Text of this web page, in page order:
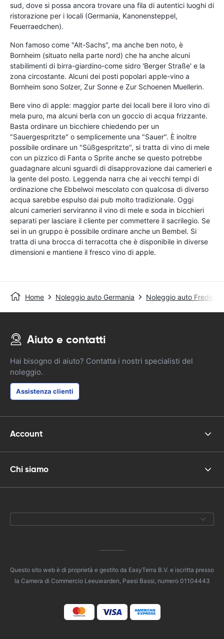
sud, dove si possa ancora trovare una fila di autentici luoghi di
ristorazione per i locali (Germania, Kanonensteppel,
Feuerraedchen).
Non famoso come "Alt-Sachs", ma anche ben noto, è
Bornheim (situato nella parte nord) che ha anche alcuni
stabilimenti di birra-giardino-come sidro 'Berger Straße' e la
zona circostante. Alcuni dei posti popolari apple-vino a
Bornheim sono Solzer, Zur Sonne e Zur Schoenen Muellerin.
Bere vino di apple: maggior parte dei locali bere il loro vino di
mela puro, ma alcuni berla con un goccio di acqua frizzante.
Basta ordinare un bicchiere chiedendo per un
"Sauergespritzte" o semplicemente una "Sauer". È inoltre
possibile ordinare un "Süßgespritzte", si tratta di vino di mele
con un pizzico di Fanta o Sprite anche se questo potrebbe
guadagnare alcuni sguardi di disapprovazione dai camerieri e
la gente del posto. Leggenda narra che ai vecchi tempi di
ordinazione che Ebbelwoi mescolato con qualcosa di diverso
acqua sarebbe espulso dai pub molto tradizionale. Oggi
alcuni camerieri serviranno il vino di mele e soda in bicchieri
separati per lasciare il cliente per commettere il sacrilegio. Se
sei in un gruppo è possibile ordinare anche un Bembel. Si
tratta di una brocca di terracotta che è disponibile in diverse
dimensioni e mantiene il fresco vino di apple.
Home Noleggio auto Germania Noleggio auto
Aiuto e contatti
Hai bisogno di aiuto? Contatta i nostri specialisti del
noleggio.
Assistenza clienti
Account
Chi siamo
Questo sito web è di proprietà e gestito da EasyTerra B.V. e iscritta presso
la Camera di Commercio Leeuwarden, Paesi Bassi, numero 01104443